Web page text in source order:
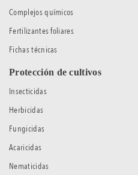
Complejos químicos
Fertilizantes foliares
Fichas técnicas
Protección de cultivos
Insecticidas
Herbicidas
Fungicidas
Acaricidas
Nematicidas